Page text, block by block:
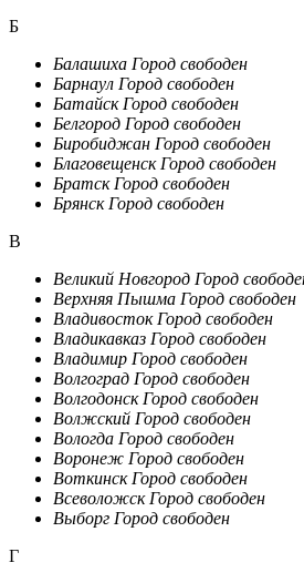
Б
Балашиха Город свободен
Барнаул Город свободен
Батайск Город свободен
Белгород Город свободен
Биробиджан Город свободен
Благовещенск Город свободен
Братск Город свободен
Брянск Город свободен
В
Великий Новгород Город
Верхняя Пышма Город свободен
Владивосток Город свободен
Владикавказ Город свободен
Владимир Город свободен
Волгоград Город свободен
Волгодонск Город свободен
Волжский Город свободен
Вологда Город свободен
Воронеж Город свободен
Воткинск Город свободен
Всеволожск Город свободен
Выборг Город свободен
Г